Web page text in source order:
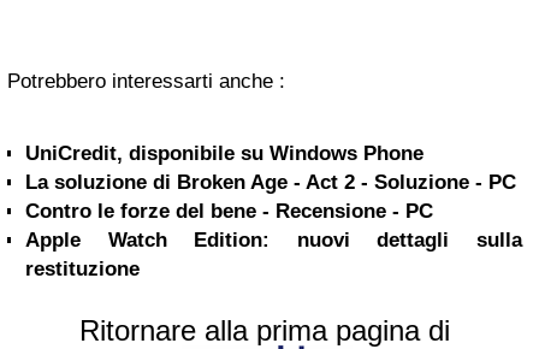
Potrebbero interessarti anche :
UniCredit, disponibile su Windows Phone
La soluzione di Broken Age - Act 2 - Soluzione - PC
Contro le forze del bene - Recensione - PC
Apple Watch Edition: nuovi dettagli sulla
restituzione
Ritornare alla prima pagina di